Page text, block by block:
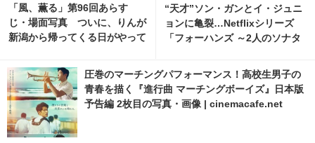
「風、薫る」第96回あらす
じ・場面写真 ついに、りんが
新潟から帰ってくる日がやって
“天才”ソン・ガンとイ・ジュニ
ョンに亀裂…Netflixシリーズ
「フォーハンズ ～2人のソナタ
真・画像 | cinemacafe.net
圧巻のマーチングパフォーマンス！高校生男子の
青春を描く『進行曲 マーチングボーイズ』日本版
予告編 2枚目の写真・画像 | cinemacafe.net